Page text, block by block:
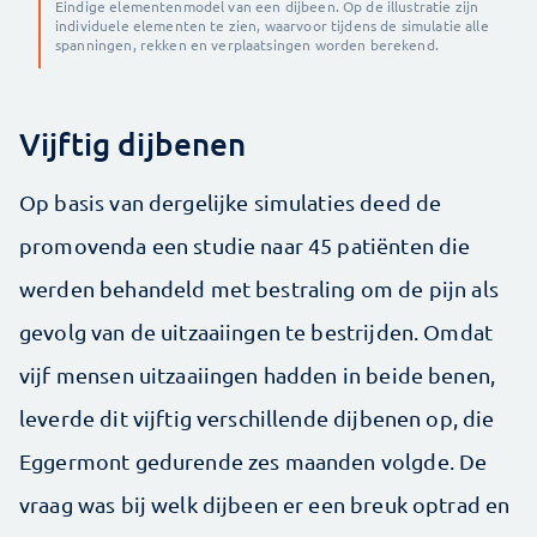
Eindige elementenmodel van een dijbeen. Op de illustratie zijn
individuele elementen te zien, waarvoor tijdens de simulatie alle
spanningen, rekken en verplaatsingen worden berekend.
Vijftig dijbenen
Op basis van dergelijke simulaties deed de
promovenda een studie naar 45 patiënten die
werden behandeld met bestraling om de pijn als
gevolg van de uitzaaiingen te bestrijden. Omdat
vijf mensen uitzaaiingen hadden in beide benen,
leverde dit vijftig verschillende dijbenen op, die
Eggermont gedurende zes maanden volgde. De
vraag was bij welk dijbeen er een breuk optrad en